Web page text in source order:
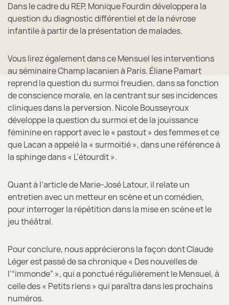
Dans le cadre du REP, Monique Fourdin développera la
question du diagnostic différentiel et de la névrose
infantile à partir de la présentation de malades.
Vous lirez également dans ce Mensuel les interventions
au séminaire Champ lacanien à Paris. Éliane Pamart
reprend la question du surmoi freudien, dans sa fonction
de conscience morale, en la centrant sur ses incidences
cliniques dans la perversion. Nicole Bousseyroux
développe la question du surmoi et de la jouissance
féminine en rapport avec le « pastout » des femmes et ce
que Lacan a appelé la « surmoitié », dans une référence à
la sphinge dans « L’étourdit ».
Quant à l’article de Marie-José Latour, il relate un
entretien avec un metteur en scène et un comédien,
pour interroger la répétition dans la mise en scène et le
jeu théâtral.
Pour conclure, nous apprécierons la façon dont Claude
Léger est passé de sa chronique « Des nouvelles de
l’“immonde” », qui a ponctué régulièrement le Mensuel, à
celle des « Petits riens » qui paraîtra dans les prochains
numéros.